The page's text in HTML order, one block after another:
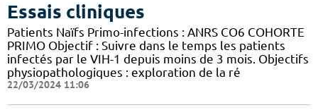
Essais cliniques
Patients Naïfs Primo-infections : ANRS CO6 COHORTE
PRIMO Objectif : Suivre dans le temps les patients
infectés par le VIH-1 depuis moins de 3 mois. Objectifs
physiopathologiques : exploration de la ré
22/03/2024 11:06